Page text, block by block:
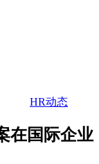
HR动态
在国际企业